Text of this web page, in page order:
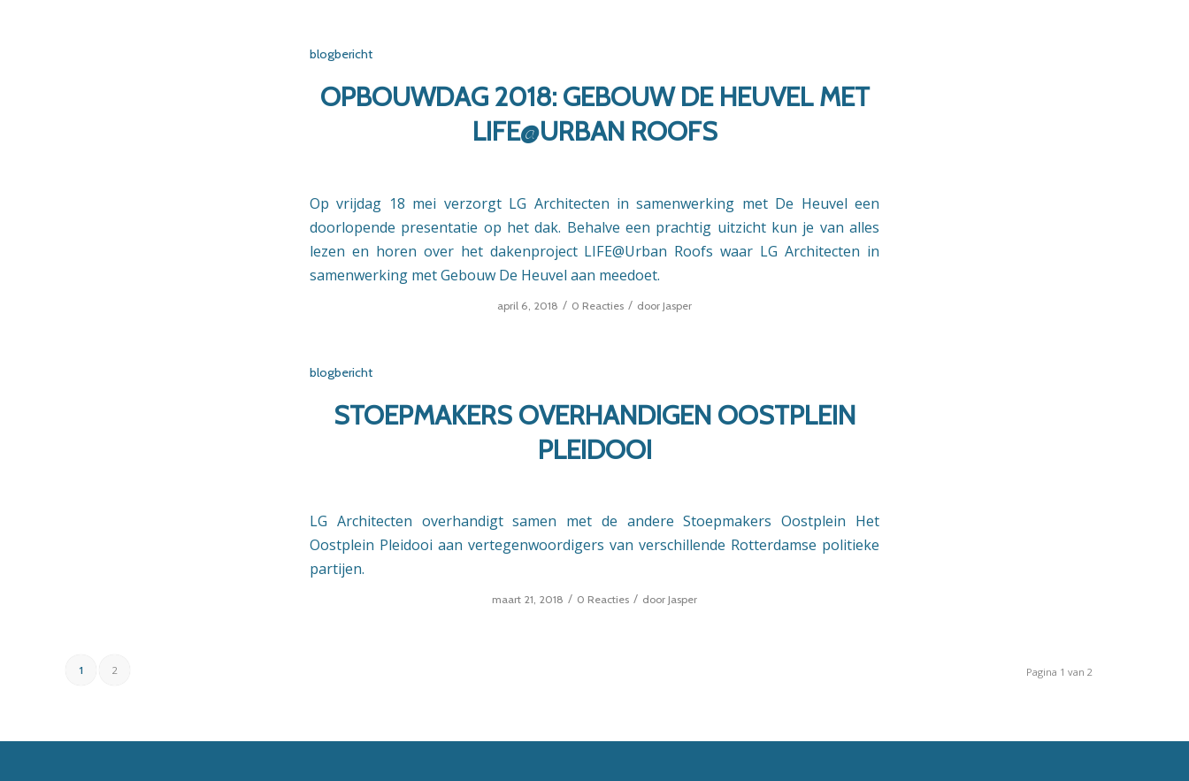
blogbericht
OPBOUWDAG 2018: GEBOUW DE HEUVEL MET
LIFE@URBAN ROOFS
Op vrijdag 18 mei verzorgt LG Architecten in samenwerking met De Heuvel een
doorlopende presentatie op het dak. Behalve een prachtig uitzicht kun je van alles
lezen en horen over het dakenproject LIFE@Urban Roofs waar LG Architecten in
samenwerking met Gebouw De Heuvel aan meedoet.
april 6, 2018 / 0 Reacties / door Jasper
blogbericht
STOEPMAKERS OVERHANDIGEN OOSTPLEIN
PLEIDOOI
LG Architecten overhandigt samen met de andere Stoepmakers Oostplein Het
Oostplein Pleidooi aan vertegenwoordigers van verschillende Rotterdamse politieke
partijen.
maart 21, 2018 / 0 Reacties / door Jasper
Pagina 1 van 2
1 2